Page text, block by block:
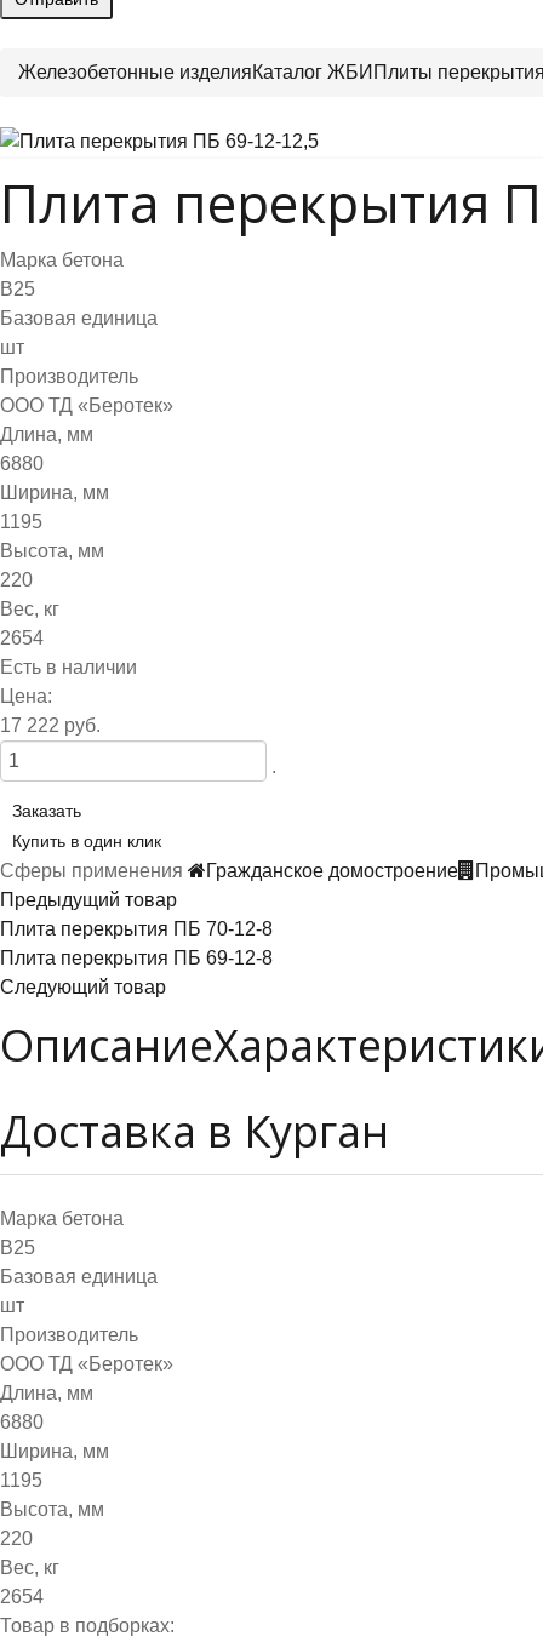
Железобетонные изделияКаталог ЖБИ Плиты
Плита перекрытия
Марка бетона
B25
Базовая единица
шт
Производитель
ООО ТД «Беротек»
Длина, мм
6880
Ширина, мм
1195
Высота, мм
220
Вес, кг
2654
Есть в наличии
Цена:
17 222 руб.
.
Заказать
Купить в один клик
Сферы применения Гражданское домостроение
Предыдущий товар
Плита перекрытия ПБ 70-12-8
Плита перекрытия ПБ 69-12-8
Следующий товар
Описание
Доставка в Курган
Марка бетона
B25
Базовая единица
шт
Производитель
ООО ТД «Беротек»
Длина, мм
6880
Ширина, мм
1195
Высота, мм
220
Вес, кг
2654
Товар в подборках: